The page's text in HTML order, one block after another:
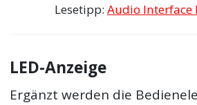
Lesetipp: Audio Interface
LED-Anzeige
Ergänzt werden die